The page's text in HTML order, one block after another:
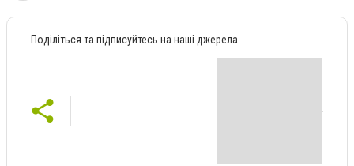
Поділіться та підписуйтесь на наші джерела